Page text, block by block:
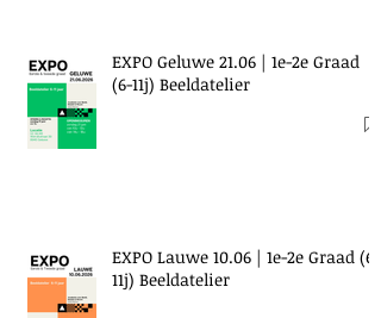
EXPO Geluwe 21.06 | 1e-2e Graad
(6-11j) Beeldatelier
EXPO Lauwe 10.06 | 1e-2e Graad (6-
11j) Beeldatelier